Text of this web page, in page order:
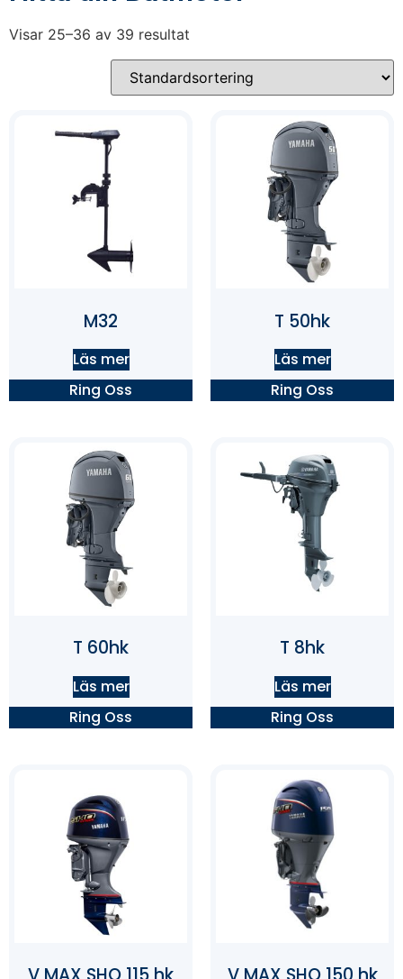
Visar 25–36 av 39 resultat
M32
Läs mer
Ring Oss
T 50hk
Läs mer
Ring Oss
T 60hk
Läs mer
Ring Oss
T 8hk
Läs mer
Ring Oss